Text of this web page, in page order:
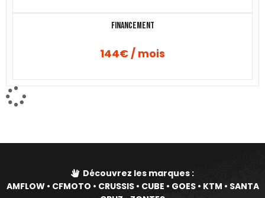
Financement
144€ / mois
Découvrez les marques :
AMFLOW• CFMOTO • CRUSSIS• CUBE • GOES• KTM • SANTA